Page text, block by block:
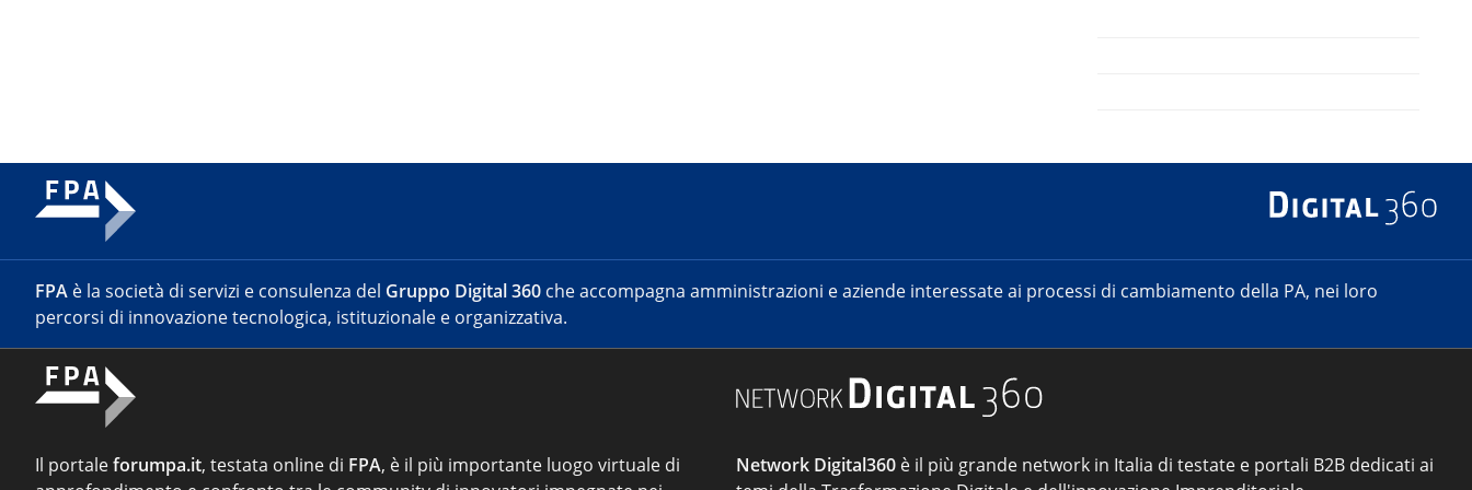
FPA è la società di servizi e consulenza del Gruppo Digital 360 che accompagna amministrazioni e aziende interessate ai processi di cambiamento della PA, nei loro
percorsi di innovazione tecnologica, istituzionale e organizzativa.
Il portaleforumpa.it, testata online di FPA, è il più importante luogo virtuale di
Network Digital360 è il più grande network in Italia di testate e portali B2B dedicati ai